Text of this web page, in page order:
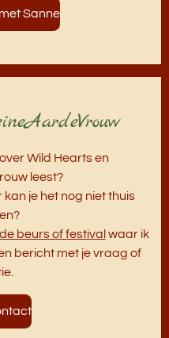
Sanne
Wild Hearts en
leest?
je het nog niet thuis
beurs of festivalwaar ik
bericht met je vraag of